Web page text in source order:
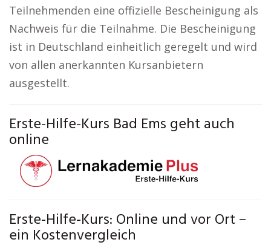
Teilnehmenden eine offizielle Bescheinigung als
Nachweis für die Teilnahme. Die Bescheinigung
ist in Deutschland einheitlich geregelt und wird
von allen anerkannten Kursanbietern
ausgestellt.
Erste-Hilfe-Kurs Bad Ems geht auch
online
Erste-Hilfe-Kurs: Online und vor Ort –
ein Kostenvergleich